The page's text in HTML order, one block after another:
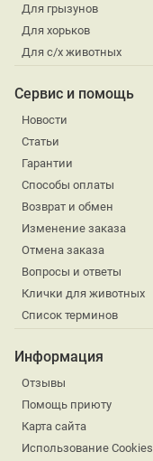
Для грызунов
Для хорьков
Для с/х животных
Сервис и помощь
Новости
Статьи
Гарантии
Способы оплаты
Возврат и обмен
Изменение заказа
Отмена заказа
Вопросы и ответы
Клички для животных
Список терминов
Информация
Отзывы
Помощь приюту
Карта сайта
Использование Cookies